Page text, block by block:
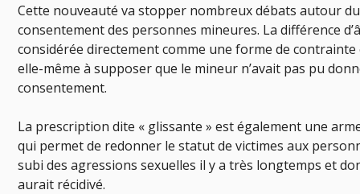
Cette nouveauté va stopper nombreux débats autour du
consentement des personnes mineures. La différence
considérée directement comme une forme de
elle-même à supposer que le mineur n’avait pas pu
consentement.
La prescription dite « glissante » est également une
qui permet de redonner le statut de victimes aux
subi des agressions sexuelles il y a très longtemps et
aurait récidivé.